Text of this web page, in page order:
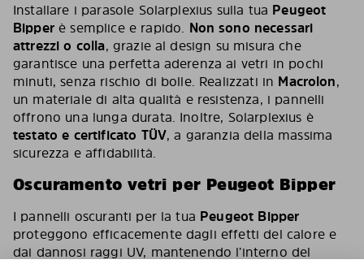
Installare i parasole Solarplexius sulla tua Peugeot
Bipperè semplice e rapido. Non sono necessari
attrezzi o colla, grazie al design su misura che
garantisce una perfetta aderenza ai vetri in pochi
minuti, senza rischio di bolle. Realizzati in Macrolon,
un materiale di alta qualità e resistenza, i pannelli
offrono una lunga durata. Inoltre, Solarplexius è
testato e certificato TÜV, a garanzia della massima
sicurezza e affidabilità.
Oscuramento vetri per Peugeot Bipper
I pannelli oscuranti per la tua Peugeot Bipper
proteggono efficacemente dagli effetti del calore e
dai dannosi raggi UV, mantenendo l’interno del